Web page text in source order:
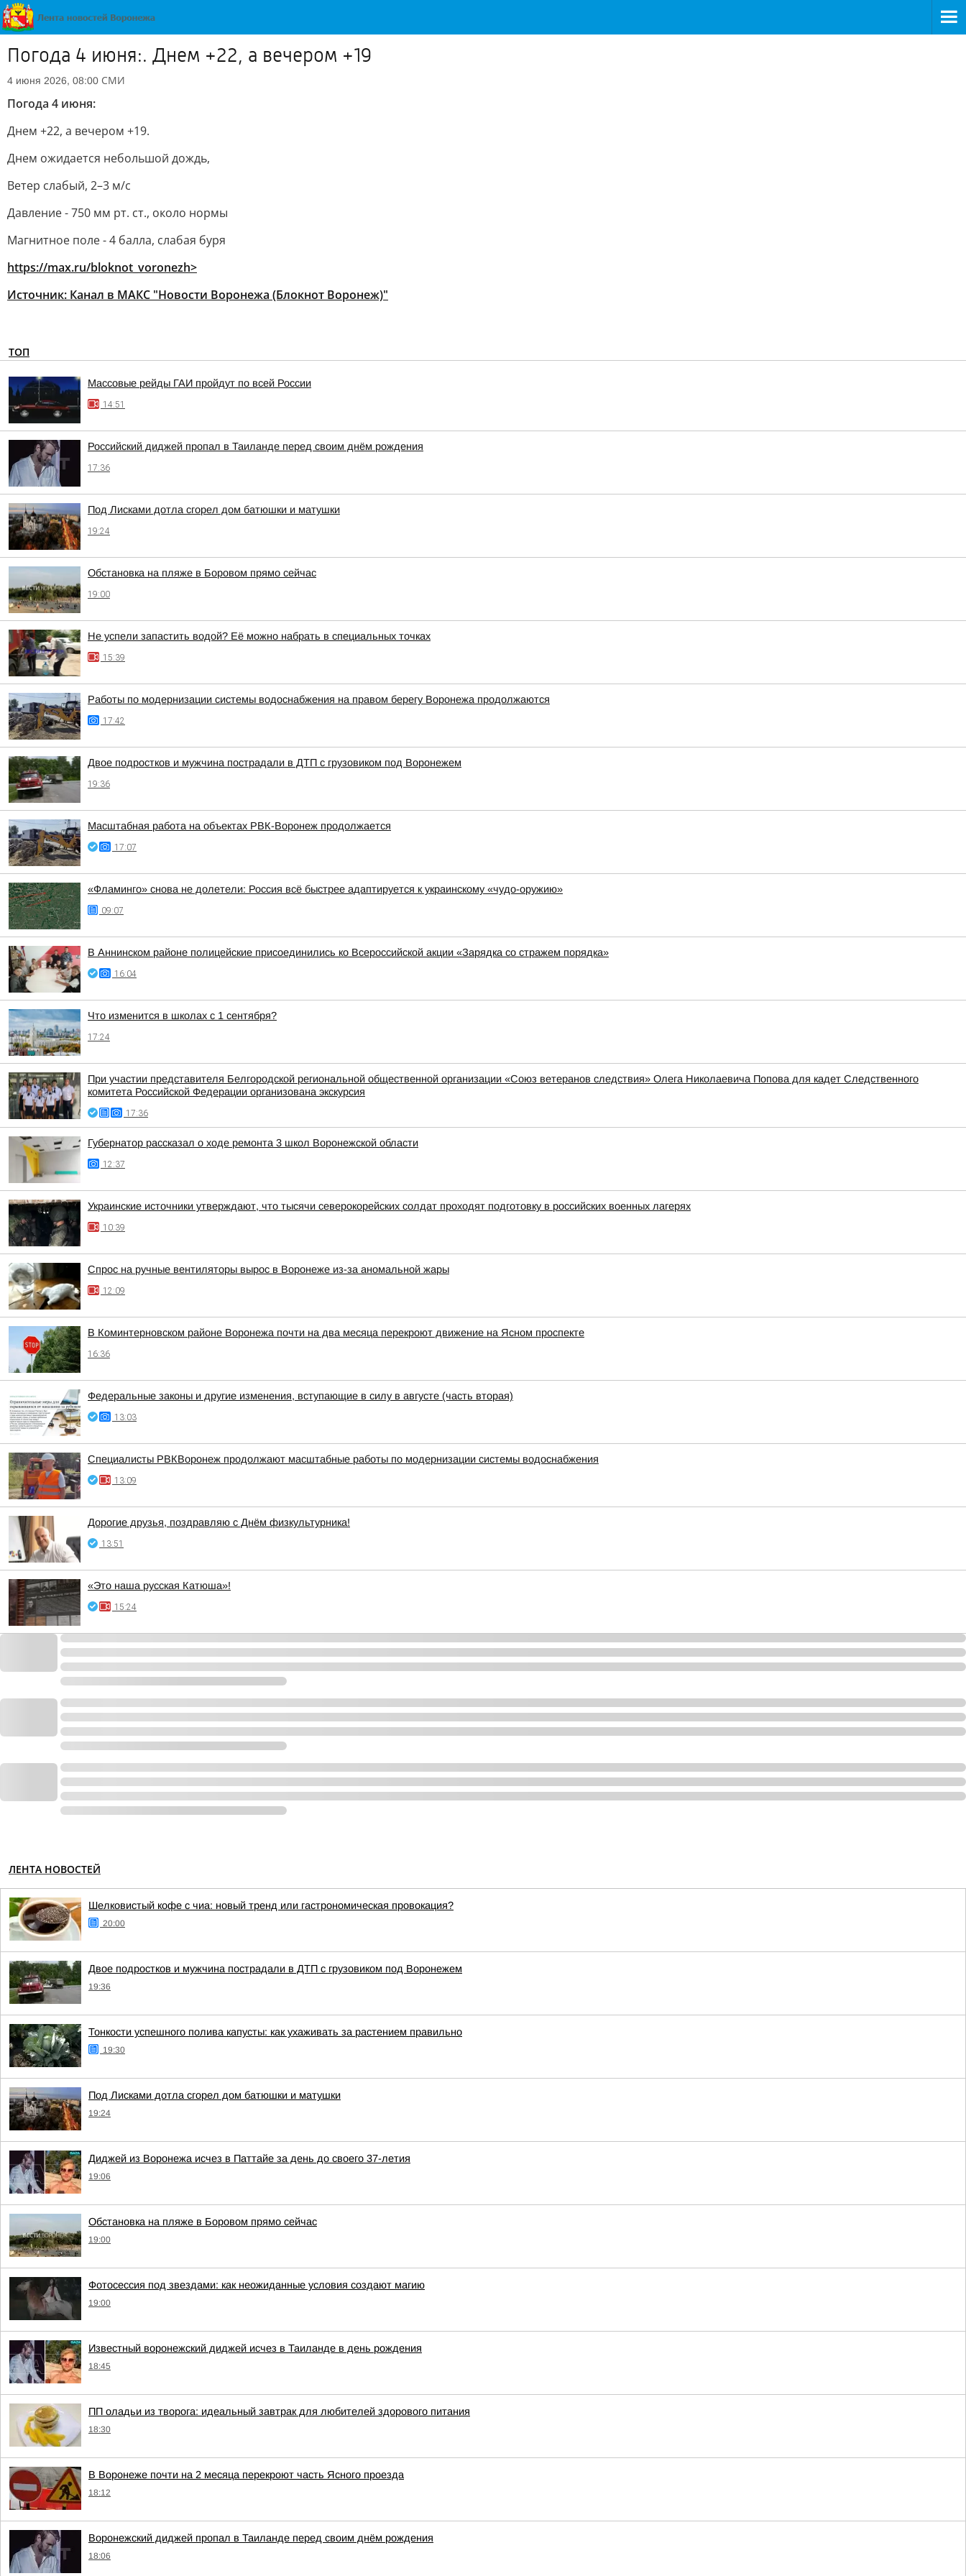
Погода 4 июня:. Днем +22, а вечером +19
4 июня 2026, 08:00 СМИ
Погода 4 июня:
Днем +22, а вечером +19.
Днем ожидается небольшой дождь,
Ветер слабый, 2–3 м/с
Давление - 750 мм рт. ст., около нормы
Магнитное поле - 4 балла, слабая буря
https://max.ru/bloknot_voronezh>
Источник: Канал в МАКС "Новости Воронежа (Блокнот Воронеж)"
ТОП
Массовые рейды ГАИ пройдут по всей России
14:51
Российский диджей пропал в Таиланде перед своим днём рождения
17:36
Под Лисками дотла сгорел дом батюшки и матушки
19:24
Обстановка на пляже в Боровом прямо сейчас
19:00
Не успели запастить водой? Её можно набрать в специальных точках
15:39
Работы по модернизации системы водоснабжения на правом берегу Воронежа продолжаются
17:42
Двое подростков и мужчина пострадали в ДТП с грузовиком под Воронежем
19:36
Масштабная работа на объектах РВК-Воронеж продолжается
17:07
«Фламинго» снова не долетели: Россия всё быстрее адаптируется к украинскому «чудо-оружию»
09:07
В Аннинском районе полицейские присоединились ко Всероссийской акции «Зарядка со стражем порядка»
16:04
Что изменится в школах с 1 сентября?
17:24
При участии представителя Белгородской региональной общественной организации «Союз ветеранов следствия» Олега Николаевича Попова для кадет Следственного
комитета Российской Федерации организована экскурсия
17:36
Губернатор рассказал о ходе ремонта 3 школ Воронежской области
12:37
Украинские источники утверждают, что тысячи северокорейских солдат проходят подготовку в российских военных лагерях
10:39
Спрос на ручные вентиляторы вырос в Воронеже из-за аномальной жары
12:09
В Коминтерновском районе Воронежа почти на два месяца перекроют движение на Ясном проспекте
16:36
Федеральные законы и другие изменения, вступающие в силу в августе (часть вторая)
13:03
Специалисты РВКВоронеж продолжают масштабные работы по модернизации системы водоснабжения
13:09
Дорогие друзья, поздравляю с Днём физкультурника!
13:51
«Это наша русская Катюша»!
15:24
ЛЕНТА НОВОСТЕЙ
Шелковистый кофе с чиа: новый тренд или гастрономическая провокация?
20:00
Двое подростков и мужчина пострадали в ДТП с грузовиком под Воронежем
19:36
Тонкости успешного полива капусты: как ухаживать за растением правильно
19:30
Под Лисками дотла сгорел дом батюшки и матушки
19:24
Диджей из Воронежа исчез в Паттайе за день до своего 37-летия
19:06
Обстановка на пляже в Боровом прямо сейчас
19:00
Фотосессия под звездами: как неожиданные условия создают магию
19:00
Известный воронежский диджей исчез в Таиланде в день рождения
18:45
ПП оладьи из творога: идеальный завтрак для любителей здорового питания
18:30
В Воронеже почти на 2 месяца перекроют часть Ясного проезда
18:12
Воронежский диджей пропал в Таиланде перед своим днём рождения
18:06